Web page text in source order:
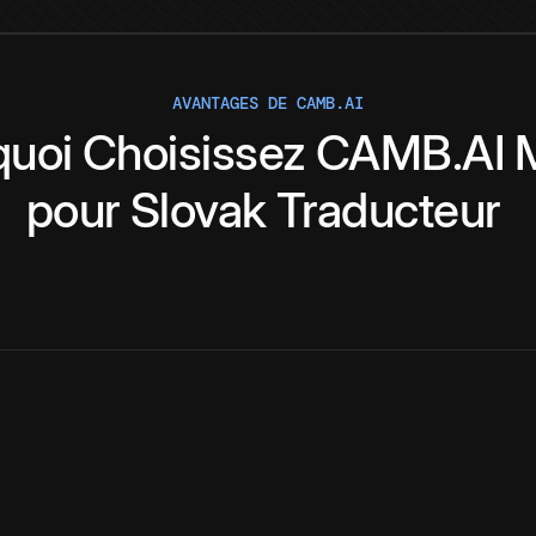
AVANTAGES DE CAMB.AI
Choisissez CAMB.AI
pour SlovakTraducteur